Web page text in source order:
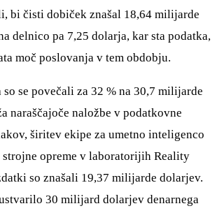
bi čisti dobiček znašal 18,64 milijarde
delnico pa 7,25 dolarja, kar sta podatka,
moč poslovanja v tem obdobju.
se povečali za 32 % na 30,7 milijarde
naraščajoče naložbe v podatkovne
širitev ekipe za umetno inteligenco
opreme v laboratorijih Reality
so znašali 19,37 milijarde dolarjev.
30 milijard dolarjev denarnega